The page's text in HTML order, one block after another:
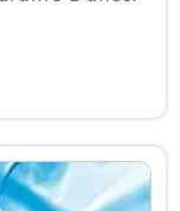
lo que